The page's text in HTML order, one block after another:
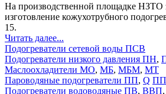
На производственной площадке НЗТО
изготовление кожухотрубного
15.
Читать далее...
Подогреватели сетевой воды ПСВ
Подогреватели низкого давления ПН,
Маслоохладители МО, МБ, МБМ, МТ
Пароводяные подогреватели ПП, Q
Подогреватели водоводяные ПВ, ВВП,